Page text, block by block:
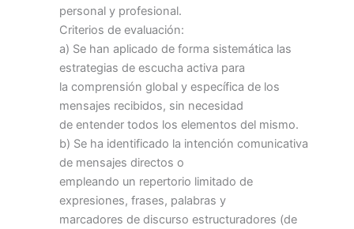
personal y profesional.
Criterios de evaluación:
a) Se han aplicado de forma sistemática las
estrategias de escucha activa para
la comprensión global y específica de los
mensajes recibidos, sin necesidad
de entender todos los elementos del mismo.
b) Se ha identificado la intención comunicativa
de mensajes directos o
empleando un repertorio limitado de
expresiones, frases, palabras y
marcadores de discurso estructuradores (de